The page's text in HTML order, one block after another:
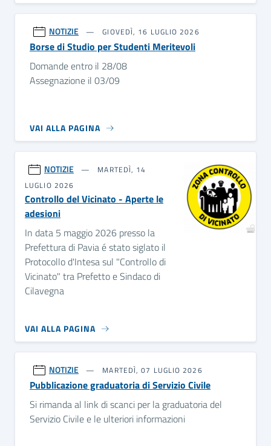
NOTIZIE GIOVEDÌ, 16 LUGLIO 2026
Borse di Studio per Studenti Meritevoli
Domande entro il 28/08
Assegnazione il 03/09
VAI ALLA PAGINA
NOTIZIE
MARTEDÌ, 14
LUGLIO 2026
Controllo del Vicinato - Aperte le
adesioni
In data 5 maggio 2026 presso la
Prefettura di Pavia é stato siglato il
Protocollo d'Intesa sul "Controllo di
Vicinato" tra Prefetto e Sindaco di
Cilavegna
VAI ALLA PAGINA
NOTIZIE MARTEDÌ, 07 LUGLIO 2026
Pubblicazione graduatoria di Servizio Civile
Si rimanda al link di scanci per la graduatoria del
Servizio Civile e le ulteriori informazioni